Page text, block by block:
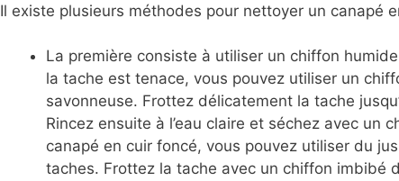
Il existe plusieurs méthodes pour nettoyer un canapé
La première consiste à utiliser un chiffon
la tache est tenace, vous pouvez utiliser un
savonneuse. Frottez délicatement la tache
Rincez ensuite à l’eau claire et séchez avec un
canapé en cuir foncé, vous pouvez utiliser du
taches. Frottez la tache avec un chiffon imbibé